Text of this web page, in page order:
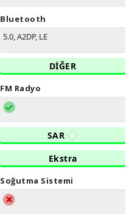
Bluetooth
5.0, A2DP, LE
DİĞER
FM Radyo
SAR
Ekstra
Soğutma Sistemi